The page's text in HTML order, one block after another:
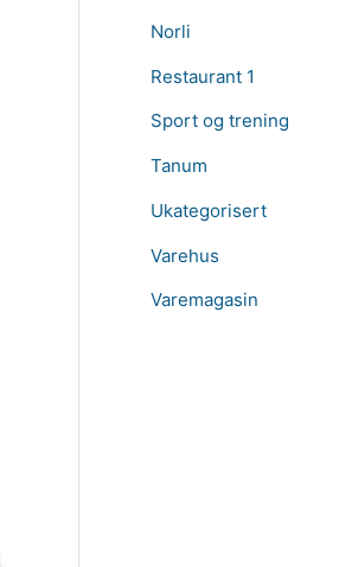
Norli
Restaurant 1
Sport og trening
Tanum
Ukategorisert
Varehus
Varemagasin